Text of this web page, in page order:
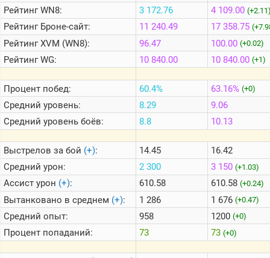
Теlegram
ВК
Портал
Мира
РейтингWN8:
РейтингБроне-сайт:
РейтингXVM (WN8):
РейтингWG:
Процент побед:
Средний уровень:
Средний уровень боёв:
Выстрелов за бой (+):
Средний урон:
Ассист урон (+):
Вытанковано в среднем (+):
Средний опыт:
Процент попаданий:
3 172.76
11 240.49
96.47
10 840.00
60.4%
8.29
8.8
14.45
2 300
610.58
1 286
958
73
4 109.00
17 358.75
100.00 (+0.02)
10 840.00 (+1)
63.16% (+0)
9.06
10.13
16.42
3 150 (+1.03)
610.58 (+0.24)
1 676 (+0.47)
1200 (+0)
73 (+0)